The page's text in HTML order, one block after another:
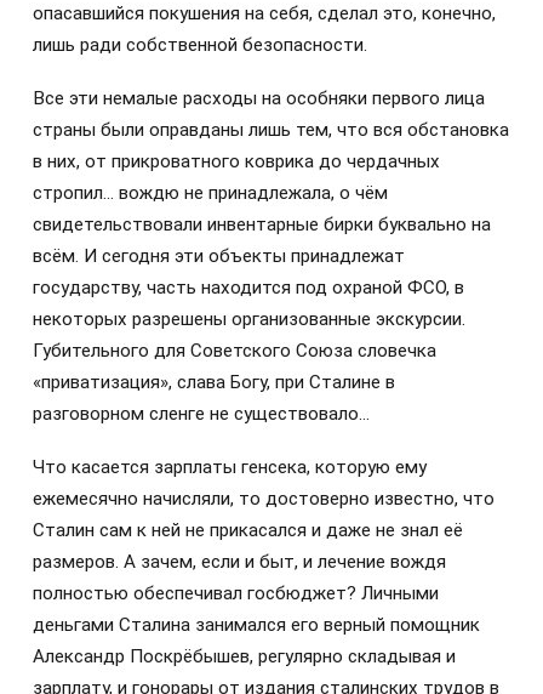
опасавшийся покушения на себя, сделал это, конечно,
лишь ради собственной безопасности.
Все эти немалые расходы на особняки первого лица
страны были оправданы лишь тем, что вся обстановка
в них, от прикроватного коврика до чердачных
стропил… вождю не принадлежала, о чём
свидетельствовали инвентарные бирки буквально на
всём. И сегодня эти объекты принадлежат
государству, часть находится под охраной ФСО, в
некоторых разрешены организованные экскурсии.
Губительного для Советского Союза словечка
«приватизация», слава Богу, при Сталине в
разговорном сленге не существовало…
Что касается зарплаты генсека, которую ему
ежемесячно начисляли, то достоверно известно, что
Сталин сам к ней не прикасался и даже не знал её
размеров. А зачем, если и быт, и лечение вождя
полностью обеспечивал госбюджет? Личными
деньгами Сталина занимался его верный помощник
Александр Поскрёбышев, регулярно складывая и
зарплату, и гонорары от издания сталинских трудов в